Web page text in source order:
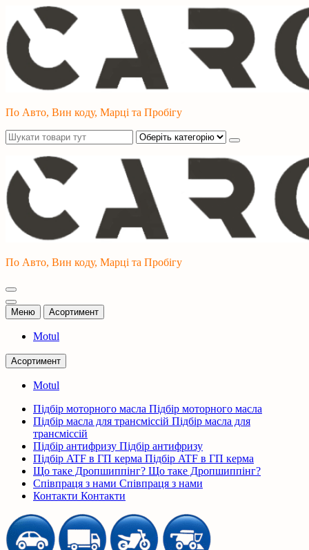
Перейти
до
контенту
По Авто, Вин коду, Марці та Пробігу
По Авто, Вин коду, Марці та Пробігу
Меню Асортимент
Motul
Асортимент
Motul
Підбір моторного масла Підбір моторного масла
Підбір масла для трансміссій Підбір масла для
трансміссій
Підбір антифризу Підбір антифризу
Підбір ATF в ГП керма Підбір ATF в ГП керма
Що таке Дропшиппінг? Що таке Дропшиппінг?
Співпраця з нами Співпраця з нами
Контакти Контакти